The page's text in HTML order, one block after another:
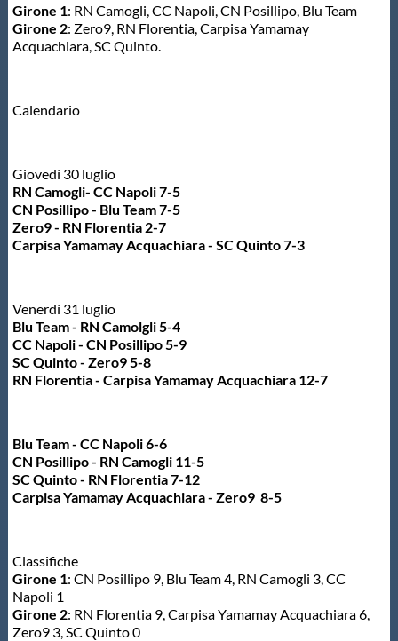
Qualità
Cookie Policy
Archivio News
Flash News
Galleria fotografica
Intranet
Contatti
Mappa del sito
Girone 1: RN Camogli, CC Napoli, CN Posillipo, Blu Team
Girone 2: Zero9, RN Florentia, Carpisa Yamamay
Acquachiara, SC Quinto.
Calendario
Giovedì 30 luglio
RN Camogli- CC Napoli 7-5
CN Posillipo - Blu Team 7-5
Zero9 - RN Florentia 2-7
Carpisa Yamamay Acquachiara - SC Quinto 7-3
Venerdì 31 luglio
Blu Team - RN Camolgli 5-4
CC Napoli - CN Posillipo 5-9
SC Quinto - Zero9 5-8
RN Florentia - Carpisa Yamamay Acquachiara 12-7
Blu Team - CC Napoli 6-6
CN Posillipo - RN Camogli 11-5
SC Quinto - RN Florentia 7-12
Carpisa Yamamay Acquachiara - Zero9 8-5
Classifiche
Girone 1: CN Posillipo 9, Blu Team 4, RN Camogli 3, CC
Napoli 1
Girone 2: RN Florentia 9, Carpisa Yamamay Acquachiara 6,
Zero9 3, SC Quinto 0